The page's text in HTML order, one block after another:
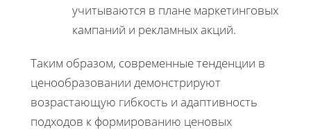
учитываются в плане маркетинговых
кампаний и рекламных акций.
Таким образом, современные тенденции в
ценообразовании демонстрируют
возрастающую гибкость и адаптивность
подходов к формированию ценовых